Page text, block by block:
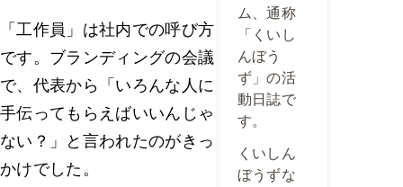
「工作員」は社内での呼び方
です。ブランディングの会議
で、代表から「いろんな人に
手伝ってもらえばいいんじゃ
ない？」と言われたのがきっ
かけでした。
ム、通称
「くいし
んぼう
ず」の活
動日誌で
す。
くいしん
ぼうずな